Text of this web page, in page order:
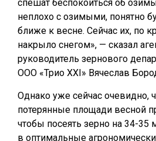
спешат беспокоиться об
неплохо с озимыми, понятно
ближе к весне. Сейчас их, по
накрыло снегом», — сказал
руководитель зернового
ООО «Трио XXI» Вячеслав
Однако уже сейчас очевидно,
потерянные площади весной
чтобы посеять зерно на 34-35
в оптимальные